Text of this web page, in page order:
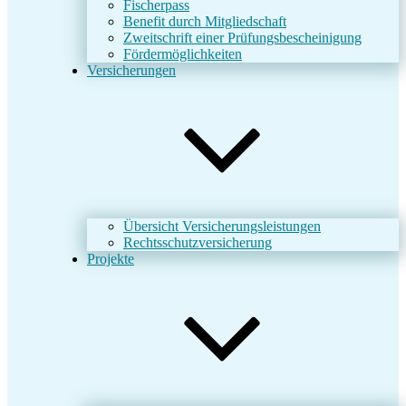
Fischerpass
Benefit durch Mitgliedschaft
Zweitschrift einer Prüfungsbescheinigung
Fördermöglichkeiten
Versicherungen
Übersicht Versicherungsleistungen
Rechtsschutzversicherung
Projekte